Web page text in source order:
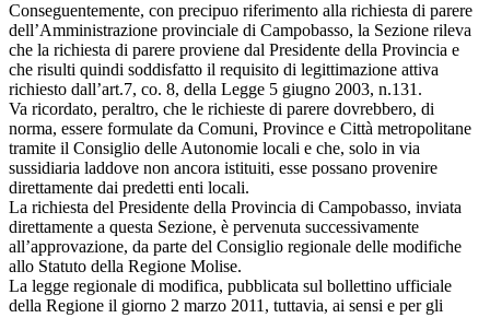
Conseguentemente, con precipuo riferimento alla richiesta di parere
dell’Amministrazione provinciale di Campobasso, la Sezione rileva
che la richiesta di parere proviene dal Presidente della Provincia e
che risulti quindi soddisfatto il requisito di legittimazione attiva
richiesto dall’art.7, co. 8, della Legge 5 giugno 2003, n.131.
Va ricordato, peraltro, che le richieste di parere dovrebbero, di
norma, essere formulate da Comuni, Province e Città metropolitane
tramite il Consiglio delle Autonomie locali e che, solo in via
sussidiaria laddove non ancora istituiti, esse possano provenire
direttamente dai predetti enti locali.
La richiesta del Presidente della Provincia di Campobasso, inviata
direttamente a questa Sezione, è pervenuta successivamente
all’approvazione, da parte del Consiglio regionale delle modifiche
allo Statuto della Regione Molise.
La legge regionale di modifica, pubblicata sul bollettino ufficiale
della Regione il giorno 2 marzo 2011, tuttavia, ai sensi e per gli